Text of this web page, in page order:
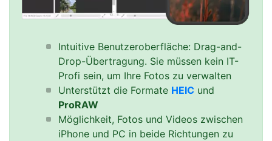
Intuitive Benutzeroberfläche: Drag-and-
Drop-Übertragung. Sie müssen kein IT-
Profi sein, um Ihre Fotos zu verwalten
Unterstützt die Formate HEIC und
ProRAW
Möglichkeit, Fotos und Videos zwischen
iPhone und PC in beide Richtungen zu